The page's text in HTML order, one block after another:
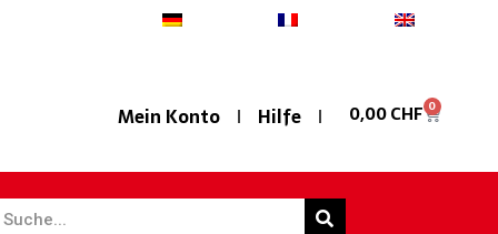
Mein Konto Hilfe 0,00CHF 0